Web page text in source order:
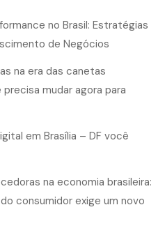
no Brasil: Estratégias
de Negócios
na era das canetas
mudar agora para
em Brasília – DF você
na economia brasileira:
consumidor exige um novo